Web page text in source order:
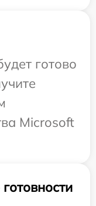
готово
Microsoft